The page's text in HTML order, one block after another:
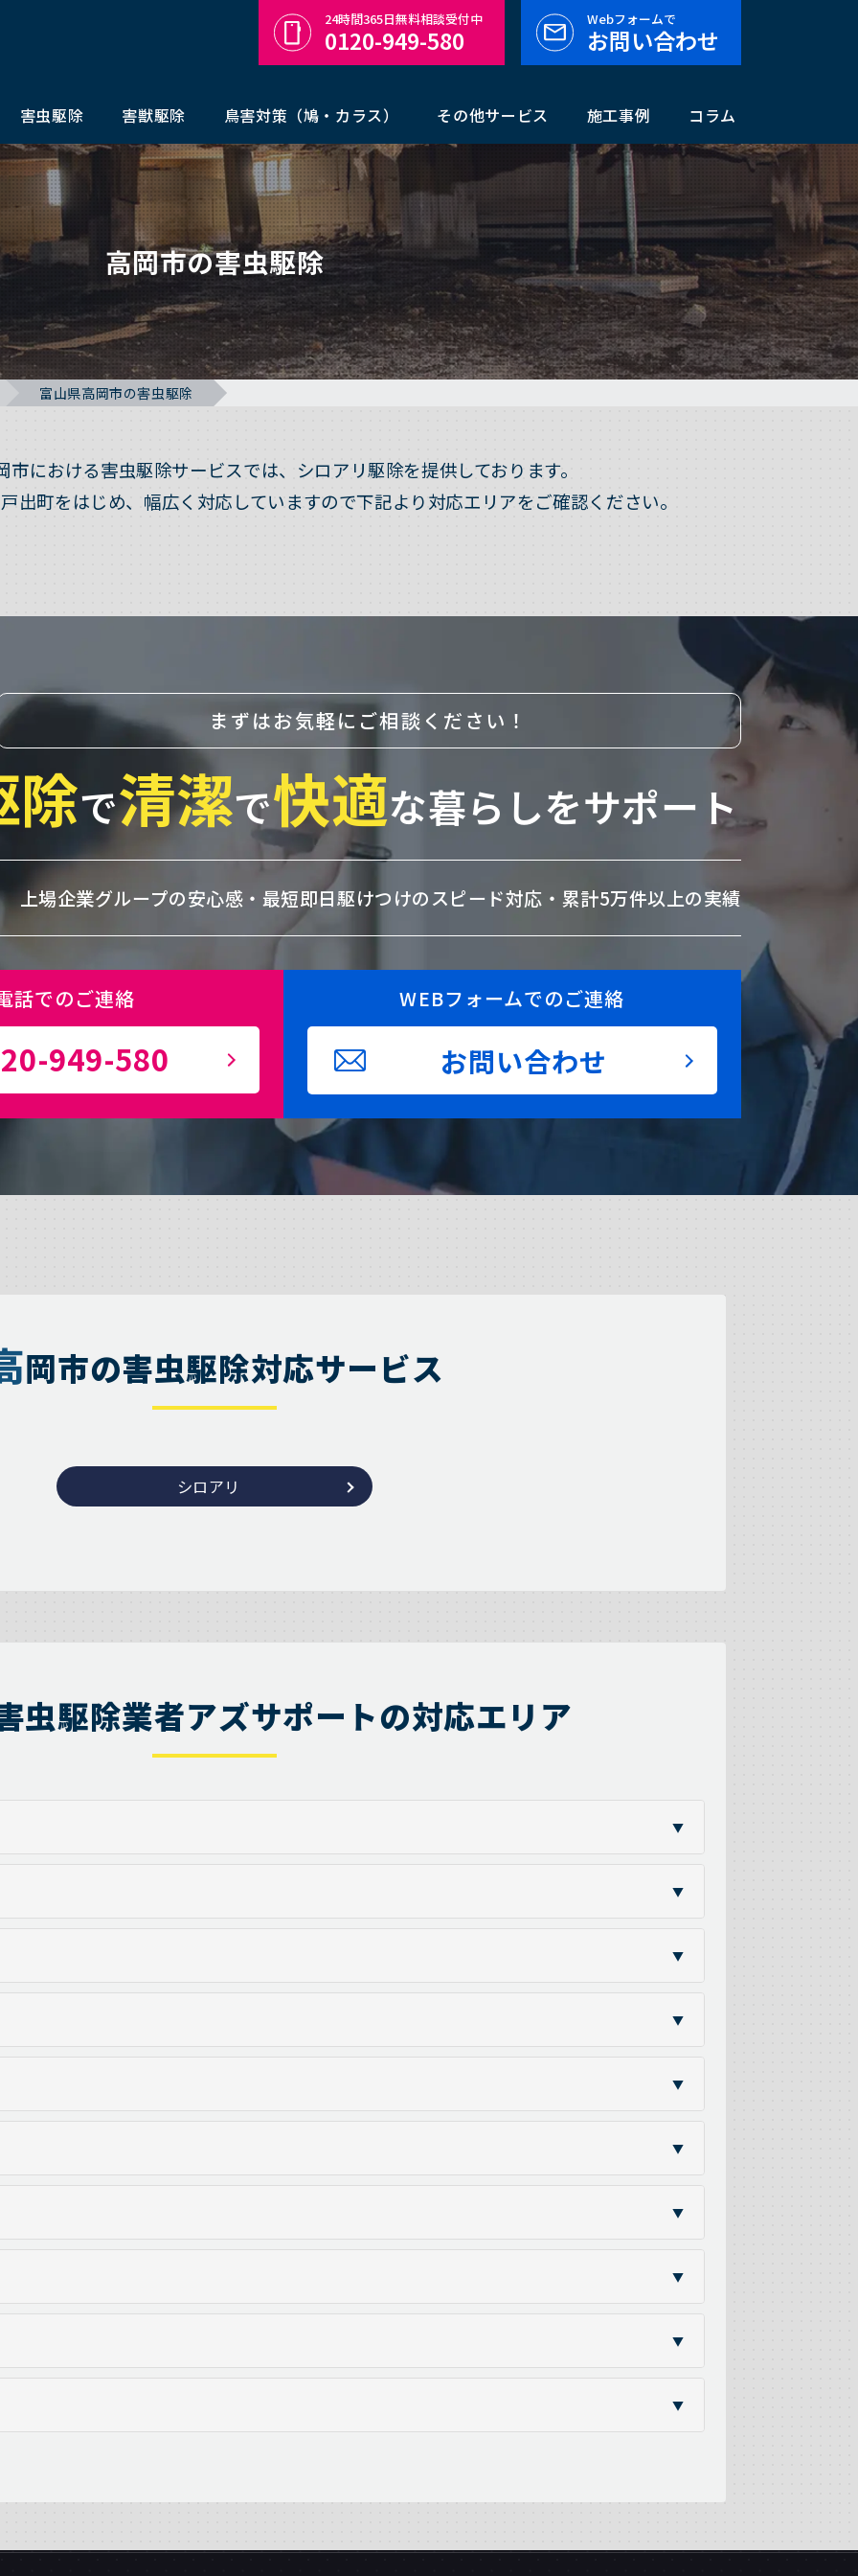
害虫駆除 害獣駆除 鳥害対策（鳩・カラス） その他サービス 施工事例 コラム
24時間365日無料相談受付中
0120-949-580
Webフォームで
お問い合わせ
高岡市の害虫駆除
富山県高岡市の害虫駆除
市における害虫駆除サービスでは、シロアリ駆除を提供しております。
出町をはじめ、幅広く対応していますので下記より対応エリアをご確認ください。
まずはお気軽にご相談ください！
除で清潔で快適な暮らしをサポート
上場企業グループの安心感・ 最短即日駆けつけのスピード対応・ 累計5万件以上の実績
話でのご連絡
949-580
WEBフォームでのご連絡
お問い合わせ
岡市の害虫駆除対応サービス
シロアリ
虫駆除業者アズサポートの対応エリア
▼
▼
▼
▼
▼
▼
▼
▼
▼
▼